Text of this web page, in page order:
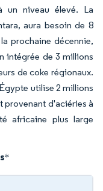
un niveau élevé. La
aura besoin de 8
prochaine décennie,
intégrée de 3 millions
de coke régionaux.
utilise 2 millions
provenant d'aciéries à
africaine plus large
*